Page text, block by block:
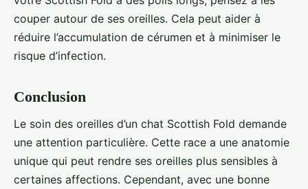
couper autour de ses oreilles. Cela peut aider à
réduire l’accumulation de cérumen et à minimiser le
risque d’infection.
Conclusion
Le soin des oreilles d’un chat Scottish Fold demande
une attention particulière. Cette race a une anatomie
unique qui peut rendre ses oreilles plus sensibles à
certaines affections. Cependant, avec une bonne